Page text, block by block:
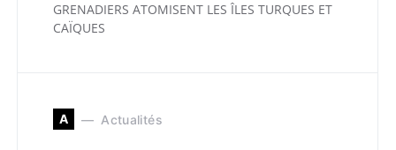
GRENADIERS ATOMISENT LES ÎLES TURQUES ET
CAÏQUES
A Actualités